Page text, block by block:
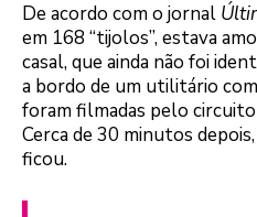
De acordo com o jornal
em 168 “tijolos”, estava
casal, que ainda não foi
a bordo de um utilitário
foram filmadas pelo
Cerca de 30 minutos
ficou.